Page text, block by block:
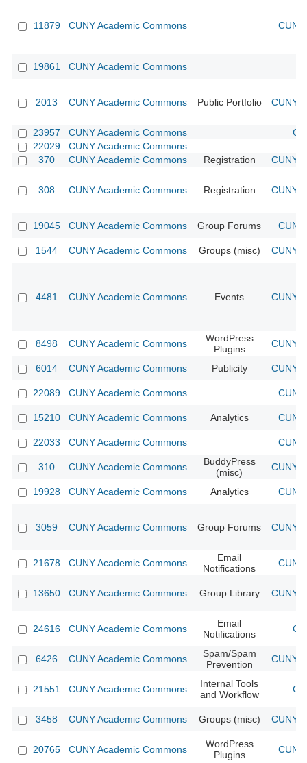
11879 CUNY Academic Commons
19861 CUNY Academic Commons
2013 CUNY Academic Commons Public Portfolio CUNY
23957 CUNY Academic Commons
22029
CUNY Academic Commons
370
CUNY Academic Commons Registration CUNY
308 CUNY Academic Commons Registration CUNY
19045 CUNY Academic Commons Group Forums
1544 CUNY Academic Commons Groups (misc) CUNY
4481 CUNY Academic Commons Events CUNY
8498 CUNY Academic Commons
WordPress
Plugins
CUNY
6014 CUNY Academic Commons Publicity CUNY
22089 CUNY Academic Commons
15210 CUNY Academic Commons Analytics
22033 CUNY Academic Commons
310 CUNY Academic Commons
BuddyPress
(misc)
CUNY
19928 CUNY Academic Commons Analytics
3059 CUNY Academic Commons Group Forums CUNY
21678 CUNY Academic Commons
Email
Notifications
13650 CUNY Academic Commons Group Library CUNY
24616 CUNY Academic Commons
Email
Notifications
6426 CUNY Academic Commons
Spam/Spam
Prevention
CUNY
21551 CUNY Academic Commons
Internal Tools
and Workflow
3458 CUNY Academic Commons Groups (misc) CUNY
20765 CUNY Academic Commons
WordPress
Plugins